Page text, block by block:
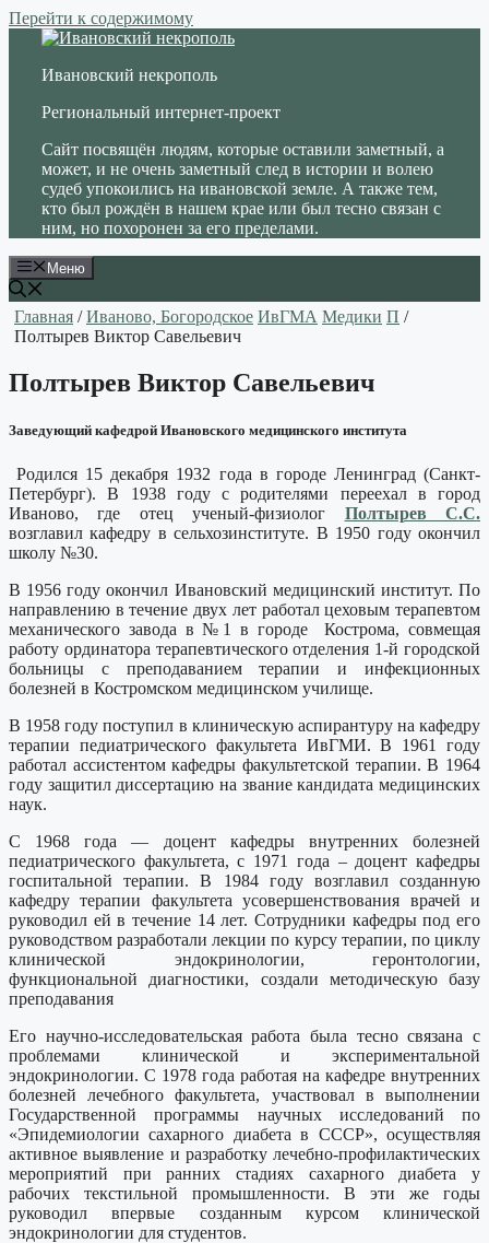
Перейти к содержимому
Ивановский некрополь
Региональный интернет-проект
Сайт посвящён людям, которые оставили заметный, а
может, и не очень заметный след в истории и волею
судеб упокоились на ивановской земле. А также тем,
кто был рождён в нашем крае или был тесно связан с
ним, но похоронен за его пределами.
Меню
Главная /Иваново, Богородское ИвГМА Медики П /
Полтырев Виктор Савельевич
Полтырев Виктор Савельевич
Заведующий кафедрой Ивановского медицинского института
Родился 15 декабря 1932 года в городе Ленинград (Санкт-
Петербург). В 1938 году с родителями переехал в город
Иваново, где отец ученый-физиолог Полтырев С.С.
возглавил кафедру в сельхозинституте. В 1950 году окончил
школу №30.
В 1956 году окончил Ивановский медицинский институт. По
направлению в течение двух лет работал цеховым терапевтом
механического завода в №1 в городе Кострома, совмещая
работу ординатора терапевтического отделения 1-й городской
больницы с преподаванием терапии и инфекционных
болезней в Костромском медицинском училище.
В 1958 году поступил в клиническую аспирантуру на кафедру
терапии педиатрического факультета ИвГМИ. В 1961 году
работал ассистентом кафедры факультетской терапии. В 1964
году защитил диссертацию на звание кандидата медицинских
наук.
С 1968 года — доцент кафедры внутренних болезней
педиатрического факультета, с 1971 года – доцент кафедры
госпитальной терапии. В 1984 году возглавил созданную
кафедру терапии факультета усовершенствования врачей и
руководил ей в течение 14 лет. Сотрудники кафедры под его
руководством разработали лекции по курсу терапии, по циклу
клинической эндокринологии, геронтологии,
функциональной диагностики, создали методическую базу
преподавания
Его научно-исследовательская работа была тесно связана с
проблемами клинической и экспериментальной
эндокринологии. С 1978 года работая на кафедре внутренних
болезней лечебного факультета, участвовал в выполнении
Государственной программы научных исследований по
«Эпидемиологии сахарного диабета в СССР», осуществляя
активное выявление и разработку лечебно-профилактических
мероприятий при ранних стадиях сахарного диабета у
рабочих текстильной промышленности. В эти же годы
руководил впервые созданным курсом клинической
эндокринологии для студентов.